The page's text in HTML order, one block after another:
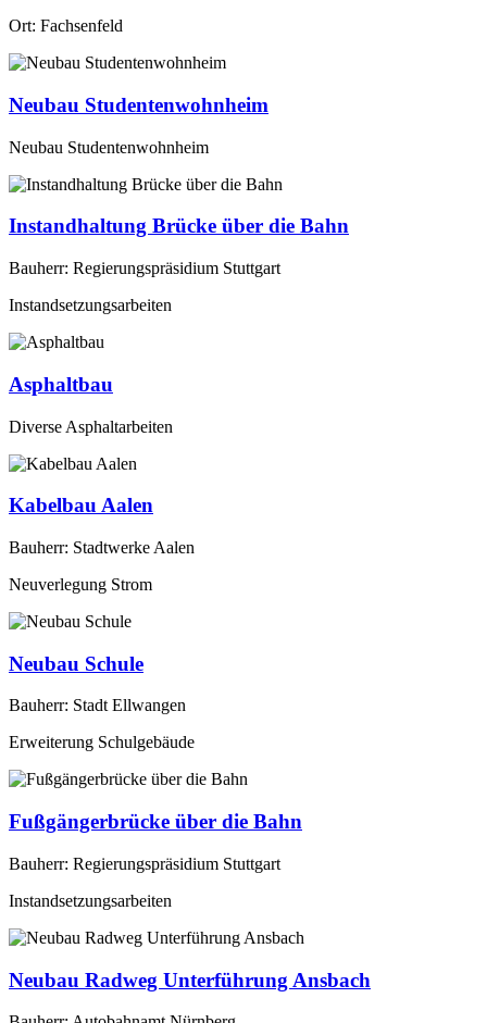
Ort: Fachsenfeld
Neubau Studentenwohnheim
Neubau Studentenwohnheim
Instandhaltung Brücke über die Bahn
Bauherr: Regierungspräsidium Stuttgart
Instandsetzungsarbeiten
Asphaltbau
Diverse Asphaltarbeiten
Kabelbau Aalen
Bauherr: Stadtwerke Aalen
Neuverlegung Strom
Neubau Schule
Bauherr: Stadt Ellwangen
Erweiterung Schulgebäude
Fußgängerbrücke über die Bahn
Bauherr: Regierungspräsidium Stuttgart
Instandsetzungsarbeiten
Neubau Radweg Unterführung Ansbach